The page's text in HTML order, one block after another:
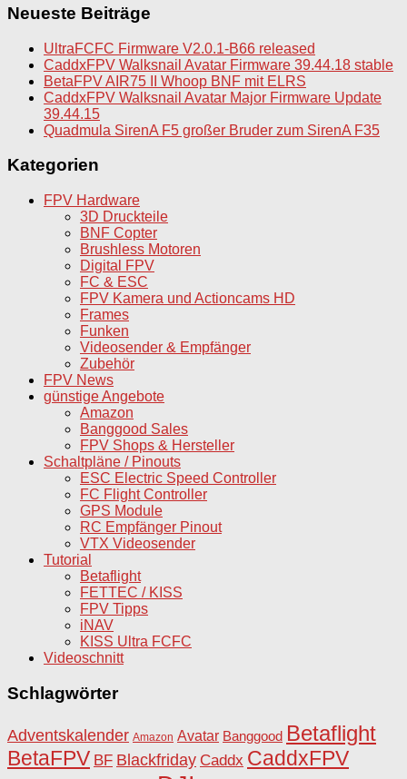
Neueste Beiträge
UltraFCFC Firmware V2.0.1-B66 released
CaddxFPV Walksnail Avatar Firmware 39.44.18 stable
BetaFPV AIR75 II Whoop BNF mit ELRS
CaddxFPV Walksnail Avatar Major Firmware Update
39.44.15
Quadmula SirenA F5 großer Bruder zum SirenA F35
Kategorien
FPV Hardware
3D Druckteile
BNF Copter
Brushless Motoren
Digital FPV
FC & ESC
FPV Kamera und Actioncams HD
Frames
Funken
Videosender & Empfänger
Zubehör
FPV News
günstige Angebote
Amazon
Banggood Sales
FPV Shops & Hersteller
Schaltpläne / Pinouts
ESC Electric Speed Controller
FC Flight Controller
GPS Module
RC Empfänger Pinout
VTX Videosender
Tutorial
Betaflight
FETTEC / KISS
FPV Tipps
iNAV
KISS Ultra FCFC
Videoschnitt
Schlagwörter
Adventskalender Amazon Avatar Banggood Betaflight
BetaFPV BF Blackfriday Caddx CaddxFPV